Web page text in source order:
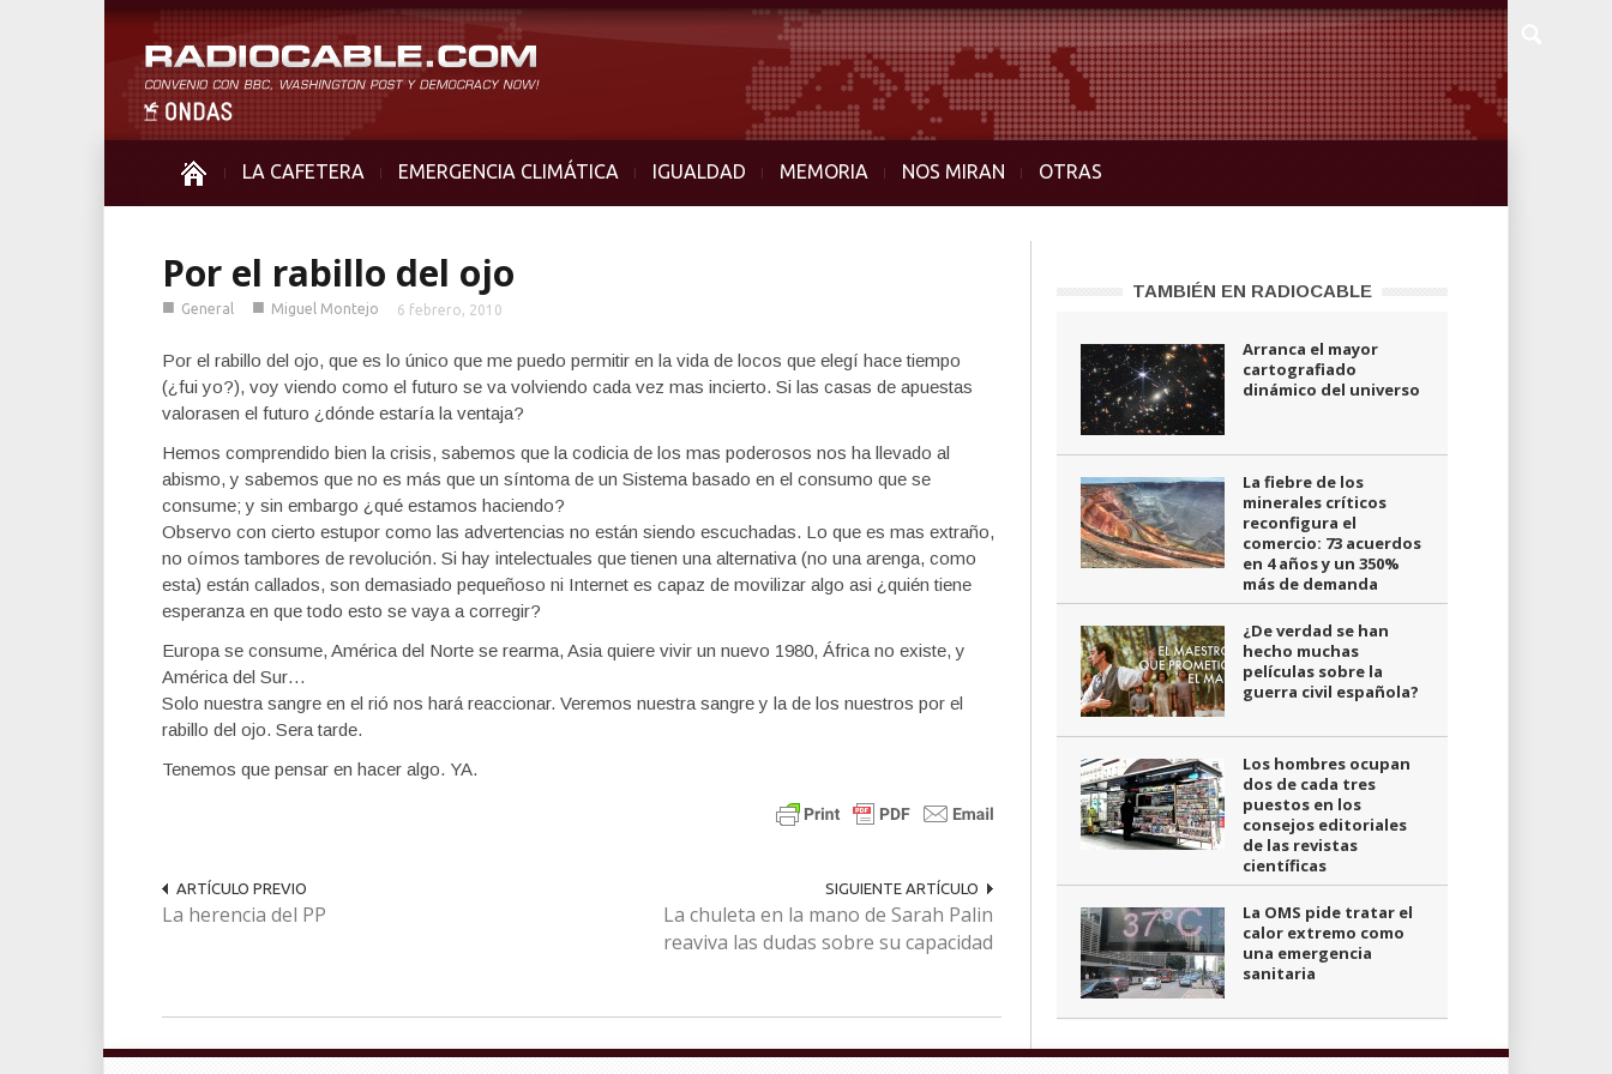
LA CAFETERA EMERGENCIA CLIMÁTICA IGUALDAD MEMORIA NOS MIRAN OTRAS
Por el rabillo del ojo
■ General ■ Miguel Montejo 6 febrero, 2010
Por el rabillo del ojo, que es lo único que me puedo permitir en la vida de locos que elegí hace tiempo
(¿fui yo?), voy viendo como el futuro se va volviendo cada vez mas incierto. Si las casas de apuestas
valorasen el futuro ¿dónde estaría la ventaja?
Hemos comprendido bien la crisis, sabemos que la codicia de los mas poderosos nos ha llevado al
abismo, y sabemos que no es más que un síntoma de un Sistema basado en el consumo que se
consume; y sin embargo ¿qué estamos haciendo?
Observo con cierto estupor como las advertencias no están siendo escuchadas. Lo que es mas extraño,
no oímos tambores de revolución. Si hay intelectuales que tienen una alternativa (no una arenga, como
esta) están callados, son demasiado pequeñoso ni Internet es capaz de movilizar algo asi ¿quién tiene
esperanza en que todo esto se vaya a corregir?
Europa se consume, América del Norte se rearma, Asia quiere vivir un nuevo 1980, África no existe, y
América del Sur…
Solo nuestra sangre en el rió nos hará reaccionar. Veremos nuestra sangre y la de los nuestros por el
rabillo del ojo. Sera tarde.
Tenemos que pensar en hacer algo. YA.
ARTÍCULO PREVIO
La herencia del PP
SIGUIENTE ARTÍCULO
La chuleta en la mano de Sarah Palin
reaviva las dudas sobre su capacidad
TAMBIÉN EN RADIOCABLE
Arranca el mayor
cartografiado
dinámico del universo
La fiebre de los
minerales críticos
reconfigura el
comercio: 73 acuerdos
en 4 años y un 350%
más de demanda
¿De verdad se han
hecho muchas
películas sobre la
guerra civil española?
Los hombres ocupan
dos de cada tres
puestos en los
consejos editoriales
de las revistas
científicas
La OMS pide tratar el
calor extremo como
una emergencia
sanitaria